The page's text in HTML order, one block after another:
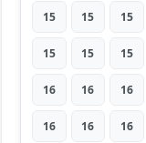
15 15 15
15 15 15
16 16 16
16 16 16